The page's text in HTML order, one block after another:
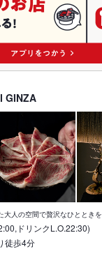
GINZA
大人の空間で贅沢なひとときを
ドリンクL.O.22:30)
徒歩4分